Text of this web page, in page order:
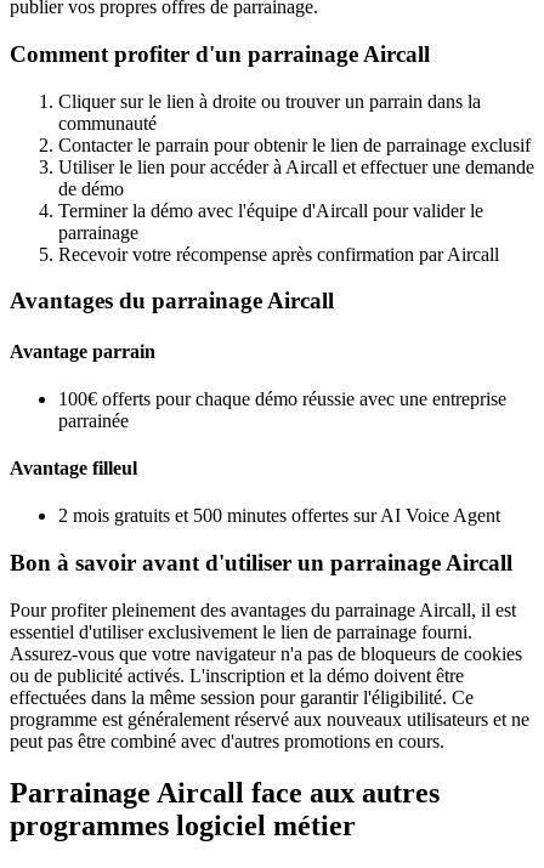
publier vos propres offres de parrainage.
Comment profiter d'un parrainage Aircall
Cliquer sur le lien à droite ou trouver un parrain dans la
communauté
Contacter le parrain pour obtenir le lien de parrainage exclusif
Utiliser le lien pour accéder à Aircall et effectuer une demande
de démo
Terminer la démo avec l'équipe d'Aircall pour valider le
parrainage
Recevoir votre récompense après confirmation par Aircall
Avantages du parrainage Aircall
Avantage parrain
100€ offerts pour chaque démo réussie avec une entreprise
parrainée
Avantage filleul
2 mois gratuits et 500 minutes offertes sur AI Voice Agent
Bon à savoir avant d'utiliser un parrainage Aircall
Pour profiter pleinement des avantages du parrainage Aircall, il est
essentiel d'utiliser exclusivement le lien de parrainage fourni.
Assurez-vous que votre navigateur n'a pas de bloqueurs de cookies
ou de publicité activés. L'inscription et la démo doivent être
effectuées dans la même session pour garantir l'éligibilité. Ce
programme est généralement réservé aux nouveaux utilisateurs et ne
peut pas être combiné avec d'autres promotions en cours.
Parrainage Aircall face aux autres
programmes logiciel métier